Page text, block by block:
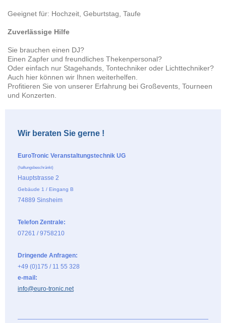
Geeignet für: Hochzeit, Geburtstag, Taufe
Zuverlässige Hilfe
Sie brauchen einen DJ?
Einen Zapfer und freundliches Thekenpersonal?
Oder einfach nur Stagehands, Tontechniker oder Lichttechniker?
Auch hier können wir Ihnen weiterhelfen.
Profitieren Sie von unserer Erfahrung bei Großevents, Tourneen
und Konzerten.
Wir beraten Sie gerne !
EuroTronic Veranstaltungstechnik UG
(haftungsbeschränkt)
Hauptstrasse 2
Gebäude 1 / Eingang B
74889 Sinsheim
Telefon Zentrale:
07261 / 9758210
Dringende Anfragen:
+49 (0)175 / 11 55 328
e-mail:
info@euro-tronic.net